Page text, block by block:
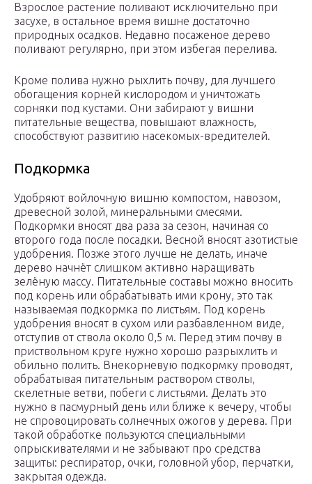
Взрослое растение поливают исключительно при
засухе, в остальное время вишне достаточно
природных осадков. Недавно посаженое дерево
поливают регулярно, при этом избегая перелива.
Кроме полива нужно рыхлить почву, для лучшего
обогащения корней кислородом и уничтожать
сорняки под кустами. Они забирают у вишни
питательные вещества, повышают влажность,
способствуют развитию насекомых-вредителей.
Подкормка
Удобряют войлочную вишню компостом, навозом,
древесной золой, минеральными смесями.
Подкормки вносят два раза за сезон, начиная со
второго года после посадки. Весной вносят азотистые
удобрения. Позже этого лучше не делать, иначе
дерево начнёт слишком активно наращивать
зелёную массу. Питательные составы можно вносить
под корень или обрабатывать ими крону, это так
называемая подкормка по листьям. Под корень
удобрения вносят в сухом или разбавленном виде,
отступив от ствола около 0,5 м. Перед этим почву в
приствольном круге нужно хорошо разрыхлить и
обильно полить. Внекорневую подкормку проводят,
обрабатывая питательным раствором стволы,
скелетные ветви, побеги с листьями. Делать это
нужно в пасмурный день или ближе к вечеру, чтобы
не спровоцировать солнечных ожогов у дерева. При
такой обработке пользуются специальными
опрыскивателями и не забывают про средства
защиты: респиратор, очки, головной убор, перчатки,
закрытая одежда.